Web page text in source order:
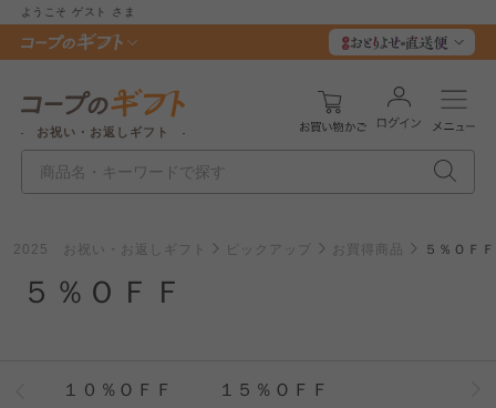
ようこそ ゲスト さま
お祝い・お返しギフト
2025 お祝い・お返しギフト ピックアップ お買得商品 ５％ＯＦＦ
５％ＯＦＦ
１０％ＯＦＦ １５％ＯＦＦ